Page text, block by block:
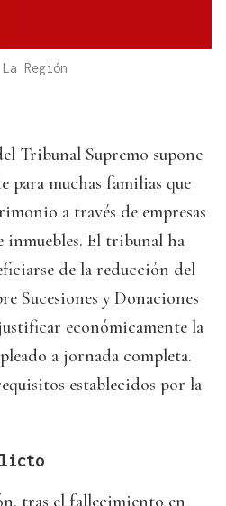
Región
Tribunal Supremo supone
muchas familias que
a través de empresas
inmuebles. El tribunal ha
de la reducción del
Sucesiones y Donaciones
económicamente la
a jornada completa.
establecidos por la
tras el fallecimiento en